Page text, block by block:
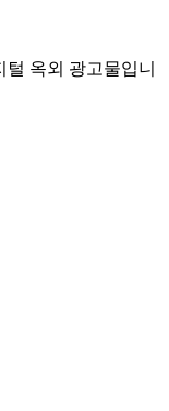
옥외 광고물입니